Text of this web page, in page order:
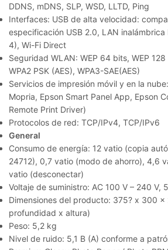
DDNS, mDNS, SLP, WSD, LLTD, Ping
Interfaces: USB de alta velocidad:
especificación USB 2.0, LAN inalámbrica
4), Wi-Fi Direct
Seguridad WLAN: WEP 64 bits, WEP 128
WPA2 PSK (AES), WPA3-SAE(AES)
Servicios de impresión móvil y en la
Mopria, Epson Smart Panel App, Epson
Remote Print Driver)
Protocolos de red: TCP/IPv4, TCP/IPv6
General
Consumo de energía: 12 vatio (copia
24712), 0,7 vatio (modo de ahorro), 4,6
vatio (desconectar)
Voltaje de suministro: AC 100 V – 240 V,
Dimensiones del producto: 375? x 300 x
profundidad x altura)
Peso: 5,2 kg
Nivel de ruido: 5,1 B (A) conforme a